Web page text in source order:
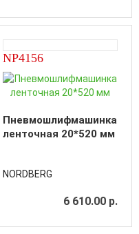
NP4156
Пневмошлифмашинка
ленточная 20*520 мм
NORDBERG
6 610.00 р.